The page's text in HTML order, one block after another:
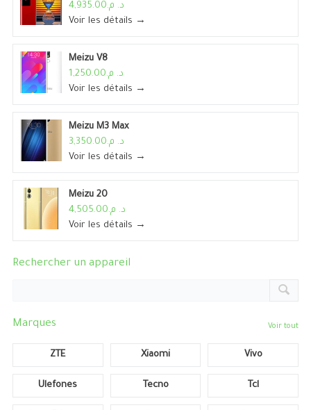
د. م.4,935.00
Voir les détails →
Meizu V8
د. م.1,250.00
Voir les détails →
Meizu M3 Max
د. م.3,350.00
Voir les détails →
Meizu 20
د. م.4,505.00
Voir les détails →
Rechercher un appareil
Marques Voir tout
ZTE Xiaomi Vivo
Ulefones Tecno Tcl